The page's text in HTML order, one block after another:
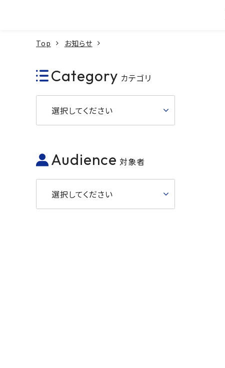
Top お知らせ
Category カテゴリ
選択してください
Audience 対象者
選択してください